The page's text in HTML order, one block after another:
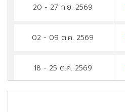
20 - 27 ก.ย. 2569
02 - 09 ต.ค. 2569
18 - 25 ต.ค. 2569